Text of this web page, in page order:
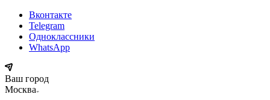
Вконтакте
Telegram
Одноклассники
WhatsApp
Ваш город
Москва